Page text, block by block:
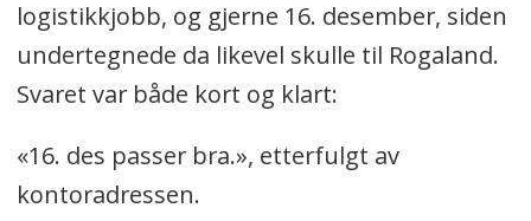
logistikkjobb, og gjerne 16. desember, siden
undertegnede da likevel skulle til Rogaland.
Svaret var både kort og klart:
«16. des passer bra.», etterfulgt av
kontoradressen.